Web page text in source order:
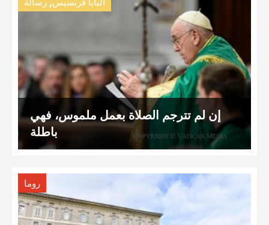
البابا فرنسيس رسالة
إن لم تترجم الصلاة بعمل ملموس، فهي
باطلة
روما